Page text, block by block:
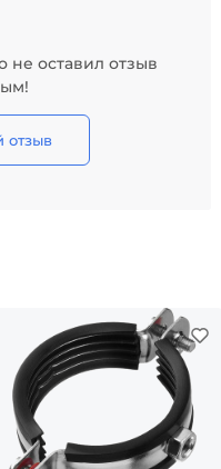
не оставил отзыв
отзыв